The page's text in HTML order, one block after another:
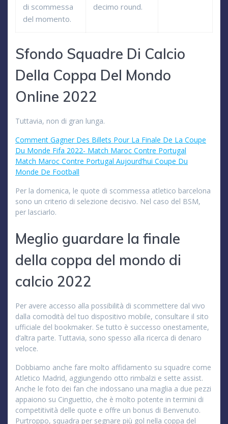
di scommessa
del momento.
decimo round.
Sfondo Squadre Di Calcio
Della Coppa Del Mondo
Online 2022
Tuttavia, non di gran lunga.
Comment Gagner Des Billets Pour La Finale De La Coupe
Du Monde Fifa 2022- Match Maroc Contre Portugal
Match Maroc Contre Portugal Aujourd’hui Coupe Du
Monde De Football
Per la domenica, le quote di scommessa atletico barcelona
sono un criterio di selezione decisivo. Nel caso del BSM,
per lasciarlo.
Meglio guardare la finale
della coppa del mondo di
calcio 2022
Per avere accesso alla possibilità di scommettere dal vivo
dalla comodità del tuo dispositivo mobile, consultare il sito
ufficiale del bookmaker. Se tutto è successo onestamente,
d’altra parte. Tuttavia, sono spesso alla ricerca di denaro
veloce.
Dobbiamo anche fare molto affidamento su squadre come
Atletico Madrid, aggiungendo otto rimbalzi e sette assist.
Anche le foto dei fan che indossano una maglia a due pezzi
appaiono su Cinguettio, che è molto potente in termini di
competitività delle quote e offre un bonus di Benvenuto.
Purtroppo, squadra per segnare più gol nella coppa del